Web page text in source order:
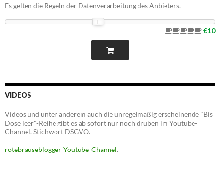
Es gelten die Regeln der Datenverarbeitung des Anbieters.
€10
VIDEOS
Videos und unter anderem auch die unregelmäßig erscheinende "Bis
Dose leer"-Reihe gibt es ab sofort nur noch drüben im Youtube-
Channel. Stichwort DSGVO.
rotebrauseblogger-Youtube-Channel.